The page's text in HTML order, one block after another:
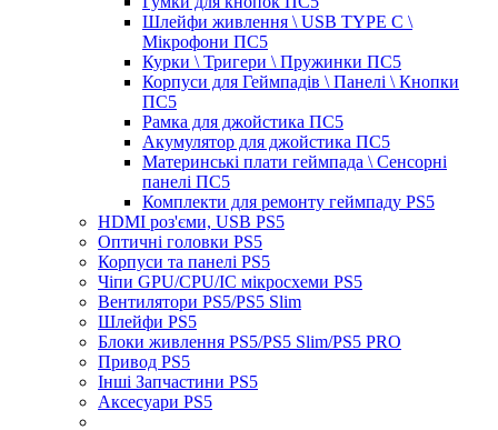
Шлейфи живлення \ USB TYPE C \
Мікрофони ПС5
Курки \ Тригери \ Пружинки ПС5
Корпуси для Геймпадів \ Панелі \ Кнопки
ПС5
Рамка для джойстика ПС5
Акумулятор для джойстика ПС5
Материнські плати геймпада \ Сенсорні
панелі ПС5
Комплекти для ремонту геймпаду PS5
HDMI роз'єми, USB PS5
Оптичні головки PS5
Корпуси та панелі PS5
Чіпи GPU/CPU/IC мікросхеми PS5
Вентилятори PS5/PS5 Slim
Шлейфи PS5
Блоки живлення PS5/PS5 Slim/PS5 PRO
Привод PS5
Інші Запчастини PS5
Аксесуари PS5